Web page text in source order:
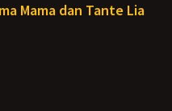
Mama dan Tante Lia